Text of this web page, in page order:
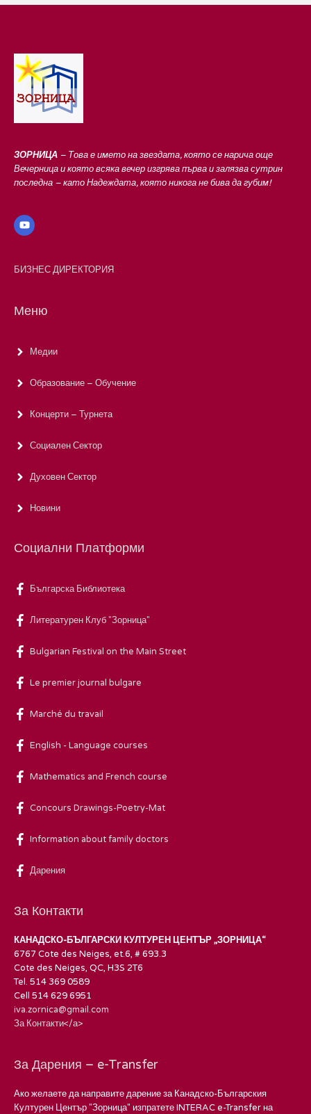
ЗОРНИЦА – Това е името на звездата, която се нарича още
Вечерница и която всяка вечер изгрява първа и залязва сутрин
последна – като Надеждата, която никога не бива да губим!
БИЗНЕС ДИРЕКТОРИЯ
Меню
Медии
Образование – Обучение
Концерти – Турнета
Социален Сектор
Духовен Сектор
Новини
Социални Платформи
Българска Библиотека
Литературен Клуб "Зорница"
Bulgarian Festival on the Main Street
Le premier journal bulgare
Marché du travail
English - Language courses
Mathematics and French course
Concours Drawings-Poetry-Mat
Information about family doctors
Дарения
За Контакти
КАНАДСКО-БЪЛГАРСКИ КУЛТУРЕН ЦЕНТЪР „ЗОРНИЦА“
6767 Cote des Neiges, et.6, # 693.3
Cote des Neiges, QC, H3S 2T6
Tel. 514 369 0589
Cell 514 629 6951
iva.zornica@gmail.com
За Контакти</а>
За Дарения – e-Transfer
Ако желаете да направите дарение за Канадско-Българския
Културен Център "Зорница" изпратете INTERAC e-Transfer на